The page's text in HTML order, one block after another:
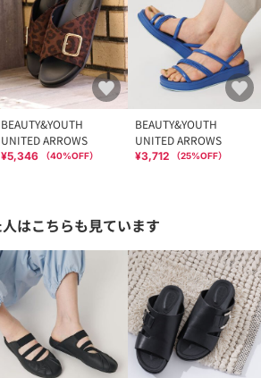
BEAUTY&YOUTH
UNITED ARROWS
¥5,346 （40%OFF）
BEAUTY&YOUTH
UNITED ARROWS
¥3,712 （25%OFF）